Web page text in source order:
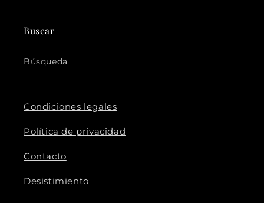
Buscar
Búsqueda
Condiciones legales
Política de privacidad
Contacto
Desistimiento